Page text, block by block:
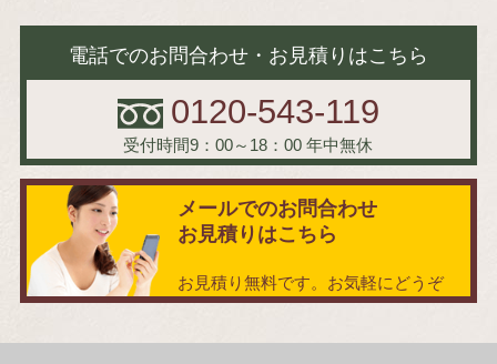
電話でのお問合わせ・お見積りはこちら
0120-543-119
受付時間9：00～18：00 年中無休
メールでのお問合わせ
お見積りはこちら
お見積り無料です。お気軽にどうぞ